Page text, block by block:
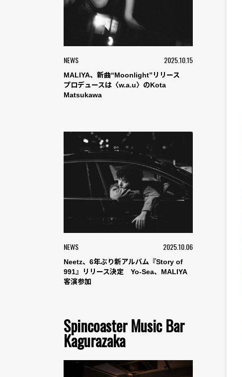
NEWS 2025.10.15
MALIYA、新曲“Moonlight”リリース
プロデュースは〈w.a.u〉のKota
Matsukawa
NEWS 2025.10.06
Neetz、6年ぶり新アルバム『Story of
991』リリース決定 Yo-Sea、MALIYA
客演参加
Spincoaster Music Bar
Kagurazaka